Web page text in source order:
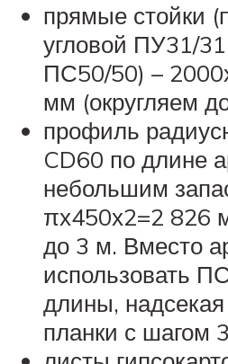
прямые стойки
угловой ПУ31/
ПС50/50) –
мм (округляем
профиль
CD60 по длине
небольшим
πх450х2=2 826
до 3 м. Вместо
использовать
длины,
планки с шагом